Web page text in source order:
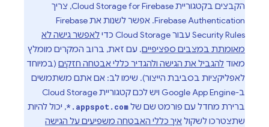
הקבצים בקטגורייתCloud Storage for Firebase, צריך
Firebase Authentication. אפשר לשנות אתFirebase
Security Rules עבורCloud Storage כדילאפשר גישה לא
מאומתת במצבים ספציפיים. עם זאת, ברוב המקרים מומלץ
מאוד להגביל את הגישה ולהגדיר כללי אבטחה חזקים (במיוחד
לאפליקציות בסביבת הייצור). שימו לב: אם אתם משתמשים
ב-
GoogleApp Engine ויש לכם קטגורייתCloud Storage
ברירת מחדל עם פורמט שם של*.appspot.com, יכול להיות
שתצטרכו לשקולאיך כללי האבטחה משפיעים על הגישה